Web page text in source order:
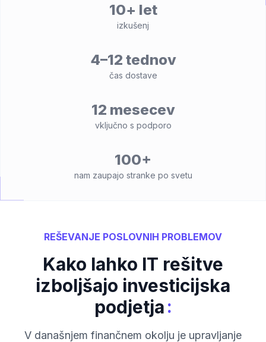
10+ let
izkušenj
4–12 tednov
čas dostave
12 mesecev
vključno s podporo
100+
nam zaupajo stranke po svetu
REŠEVANJE POSLOVNIH PROBLEMOV
Kako lahko IT rešitve
izboljšajo investicijska
podjetja:
V današnjem finančnem okolju je upravljanje